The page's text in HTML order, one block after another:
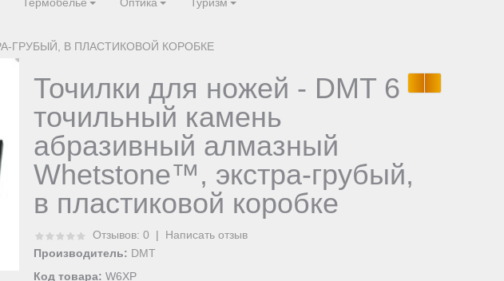
ГРУБЫЙ, В ПЛАСТИКОВОЙ КОРОБКЕ
Точилки для ножей - DMT 6
точильный камень
абразивный алмазный
Whetstone™, экстра-грубый,
в пластиковой коробке
Отзывов: 0 | Написать отзыв
Производитель: DMT
Код товара: W6XP